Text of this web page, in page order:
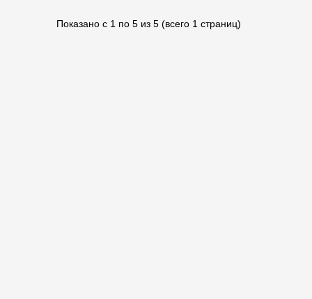
Показано с 1 по 5 из 5 (всего 1 страниц)